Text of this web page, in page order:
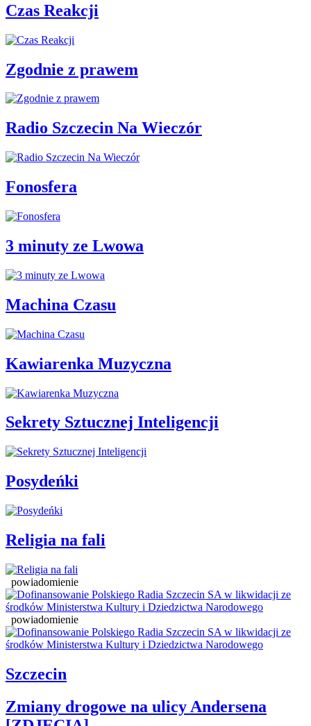
Czas Reakcji
Zgodnie z prawem
Radio Szczecin Na Wieczór
Fonosfera
3 minuty ze Lwowa
Machina Czasu
Kawiarenka Muzyczna
Sekrety Sztucznej Inteligencji
Posydeńki
Religia na fali
powiadomienie
powiadomienie
Szczecin
Zmiany drogowe na ulicy Andersena